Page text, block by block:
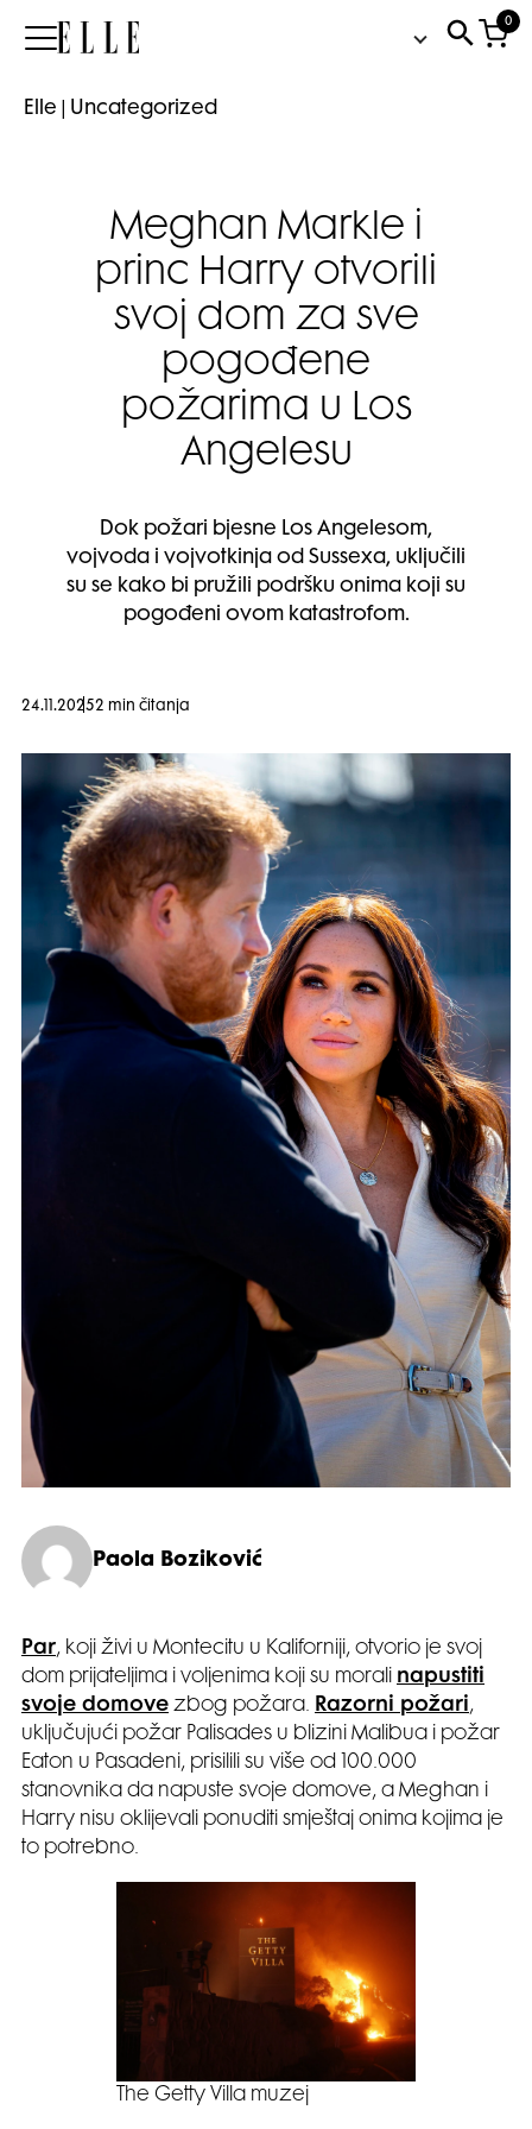
Elle
0
Elle Uncategorized
Meghan Markle i
princ Harry otvorili
svoj dom za sve
pogođene
požarima u Los
Angelesu
Dok požari bjesne Los Angelesom,
vojvoda i vojvotkinja od Sussexa, uključili
su se kako bi pružili podršku onima koji su
pogođeni ovom katastrofom.
24.11.20252 min čitanja
Paola Boziković
Par, koji živi u Montecitu u Kaliforniji, otvorio je svoj
dom prijateljima i voljenima koji su morali napustiti
svoje domove zbog požara. Razorni požari ,
uključujući požar Palisades u blizini Malibua i požar
Eaton u Pasadeni, prisilili su više od 100.000
stanovnika da napuste svoje domove, a Meghan i
Harry nisu oklijevali ponuditi smještaj onima kojima je
to potrebno.
The Getty Villa muzej